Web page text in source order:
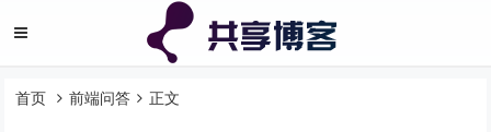
首页 前端问答 正文